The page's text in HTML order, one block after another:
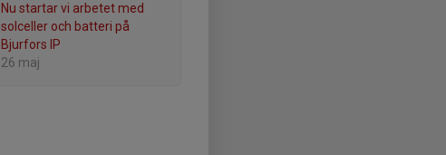
Nu startar vi arbetet med
solceller och batteri på
Bjurfors IP
26 maj